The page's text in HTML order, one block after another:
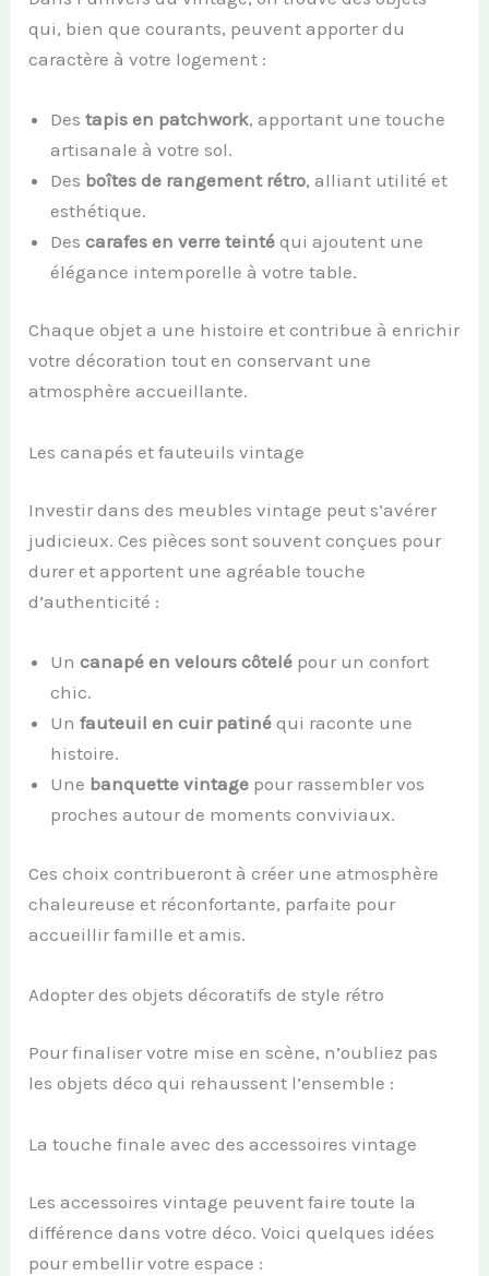
qui, bien que courants, peuvent apporter du
caractère à votre logement :
Destapis en patchwork, apportant une touche
artisanale à votre sol.
Des boîtes de rangement rétro, alliant utilité et
esthétique.
Descarafes en verre teinté qui ajoutent une
élégance intemporelle à votre table.
Chaque objet a une histoire et contribue à enrichir
votre décoration tout en conservant une
atmosphère accueillante.
Les canapés et fauteuils vintage
Investir dans des meubles vintage peut s’avérer
judicieux. Ces pièces sont souvent conçues pour
durer et apportent une agréable touche
d’authenticité :
Uncanapé en velours côtelé pour un confort
chic.
Unfauteuil en cuir patiné qui raconte une
histoire.
Une banquette vintage pour rassembler vos
proches autour de moments conviviaux.
Ces choix contribueront à créer une atmosphère
chaleureuse et réconfortante, parfaite pour
accueillir famille et amis.
Adopter des objets décoratifs de style rétro
Pour finaliser votre mise en scène, n’oubliez pas
les objets déco qui rehaussent l’ensemble :
La touche finale avec des accessoires vintage
Les accessoires vintage peuvent faire toute la
différence dans votre déco. Voici quelques idées
pour embellir votre espace :